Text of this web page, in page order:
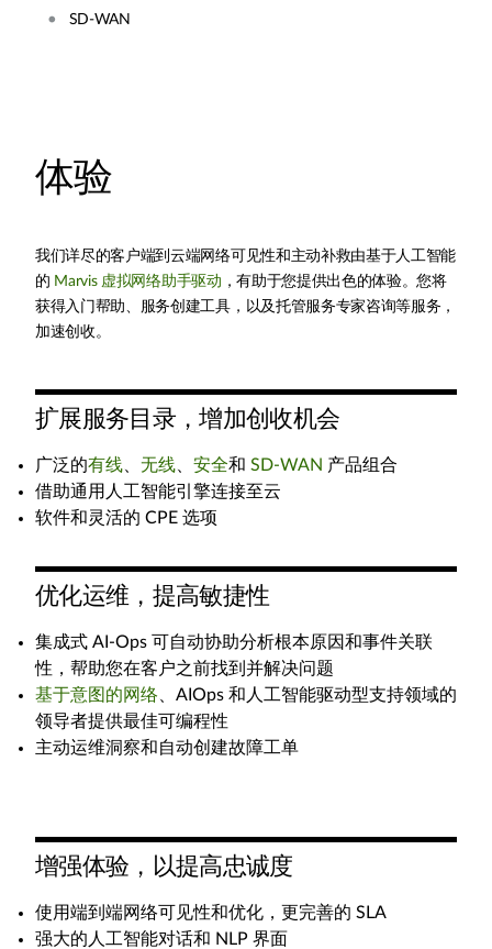
SD-WAN
体验
我们详尽的客户端到云端网络可见性和主动补救由基于人工智能
的 Marvis 虚拟网络助手驱动 ，有助于您提供出色的体验。您将
获得入门帮助、服务创建工具，以及托管服务专家咨询等服务，
加速创收。
扩展服务目录，增加创收机会
广泛的有线 无线 安全和 SD-WAN 产品组合
借助通用人工智能引擎连接至云
软件和灵活的 CPE 选项
优化运维，提高敏捷性
集成式 AI-Ops 可自动协助分析根本原因和事件关联
性，帮助您在客户之前找到并解决问题
基于意图的网络 、AIOps 和人工智能驱动型支持领域的
领导者提供最佳可编程性
主动运维洞察和自动创建故障工单
增强体验，以提高忠诚度
使用端到端网络可见性和优化，更完善的 SLA
强大的人工智能对话和 NLP 界面